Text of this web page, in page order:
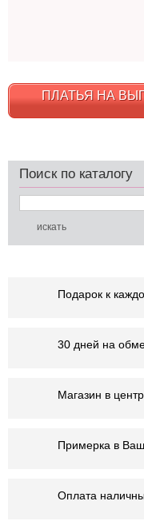
ПЛАТЬЯ НА
Поиск по каталогу
Подарок к
30 дней на
Магазин в
Примерка в
Оплата